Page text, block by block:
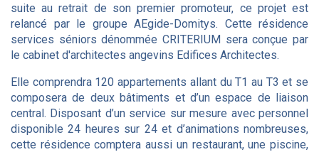
suite au retrait de son premier promoteur, ce projet est
relancé par le groupe AEgide-Domitys. Cette résidence
services séniors dénommée CRITERIUM sera conçue par
le cabinet d'architectes angevins Edifices Architectes.
Elle comprendra 120 appartements allant du T1 au T3 et se
composera de deux bâtiments et d’un espace de liaison
central. Disposant d’un service sur mesure avec personnel
disponible 24 heures sur 24 et d’animations nombreuses,
cette résidence comptera aussi un restaurant, une piscine,